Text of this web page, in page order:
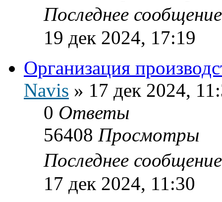
Последнее
19 дек 2024, 17:19
Организация
Navis » 17 дек 2024,
0 Ответы
56408 Просмотры
Последнее
17 дек 2024, 11:30